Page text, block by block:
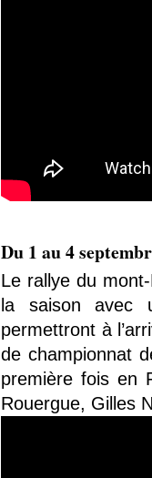
Du 1 au 4
Le rallye du
la saison avec
permettront à
de championnat
première fois en
Rouergue, Gilles